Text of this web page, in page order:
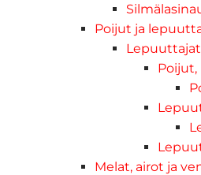
Poijut ja
Melat, airot ja